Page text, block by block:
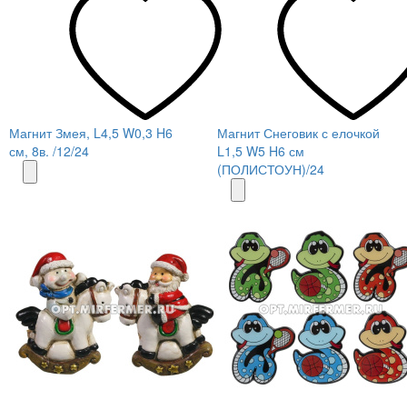
Магнит Змея, L4,5 W0,3 H6
см, 8в. /12/24
Магнит Снеговик с елочкой
L1,5 W5 H6 см
(ПОЛИСТОУН)/24